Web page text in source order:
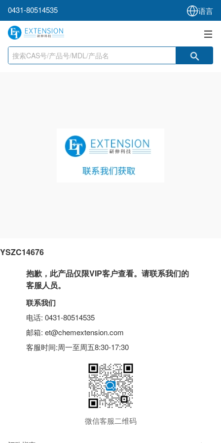
0431-80514535 语言
YSZC14676
抱歉，此产品仅限VIP客户查看。请联系我们的
客服人员。
联系我们
电话: 0431-80514535
邮箱: et@chemextension.com
客服时间:周一至周五8:30-17:30
微信客服二维码